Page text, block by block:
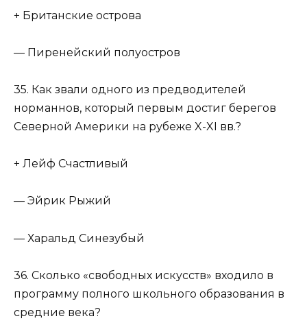
+ Британские острова
— Пиренейский полуостров
35. Как звали одного из предводителей
норманнов, который первым достиг берегов
Северной Америки на рубеже X-XI вв.?
+ Лейф Счастливый
— Эйрик Рыжий
— Харальд Синезубый
36. Сколько «свободных искусств» входило в
программу полного школьного образования в
средние века?